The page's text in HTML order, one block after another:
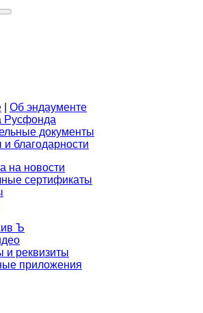
Об эндаументе
Русфонда
документы
благодарности
на новости
сертификаты
Ъ
и реквизиты
приложения